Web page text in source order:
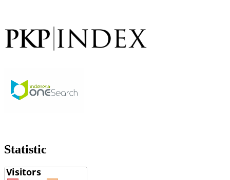
Statistic